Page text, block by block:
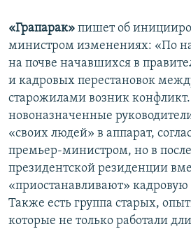
«Грапарак» пишет об
министром изменениях: «По
на почве начавшихся в
и кадровых перестановок
старожилами возник конфликт.
новоназначенные
«своих людей» в аппарат,
премьер-министром, но в
президентской резиденции
«приостанавливают» кадровую
Также есть группа старых,
которые не только работали